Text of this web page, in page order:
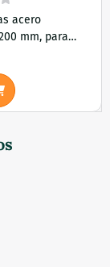
270 mm
mm, para
cantidad para